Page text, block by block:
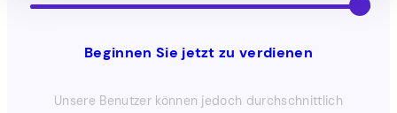
Beginnen Sie jetzt zu verdienen
Unsere Benutzer können jedoch durchschnittlich